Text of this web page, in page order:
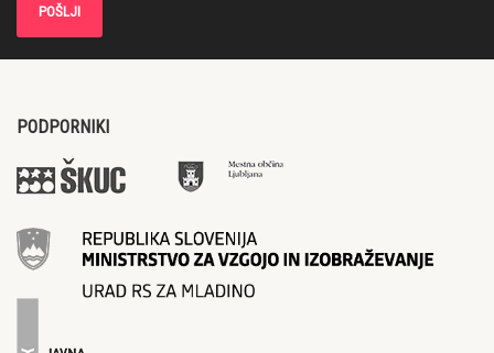
PODPORNIKI